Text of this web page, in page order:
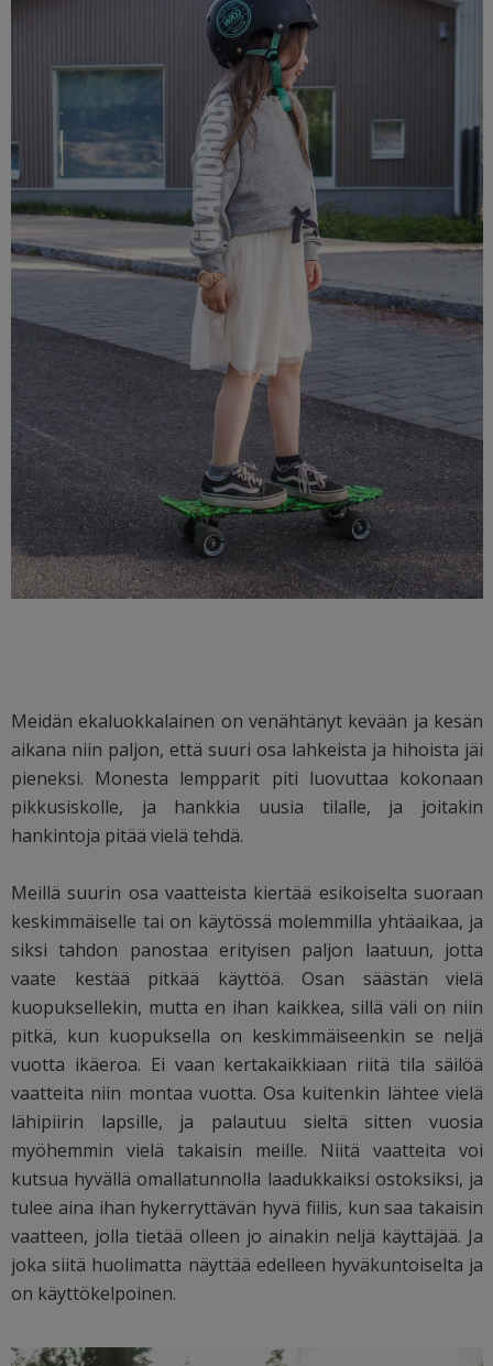
Meidän ekaluokkalainen on venähtänyt kevään ja kesän
aikana niin paljon, että suuri osa lahkeista ja hihoista jäi
pieneksi. Monesta lempparit piti luovuttaa kokonaan
pikkusiskolle, ja hankkia uusia tilalle, ja joitakin
hankintoja pitää vielä tehdä.
Meillä suurin osa vaatteista kiertää esikoiselta suoraan
keskimmäiselle tai on käytössä molemmilla yhtäaikaa, ja
siksi tahdon panostaa erityisen paljon laatuun, jotta
vaate kestää pitkää käyttöä. Osan säästän vielä
kuopuksellekin, mutta en ihan kaikkea, sillä väli on niin
pitkä, kun kuopuksella on keskimmäiseenkin se neljä
vuotta ikäeroa. Ei vaan kertakaikkiaan riitä tila säilöä
vaatteita niin montaa vuotta. Osa kuitenkin lähtee vielä
lähipiirin lapsille, ja palautuu sieltä sitten vuosia
myöhemmin vielä takaisin meille. Niitä vaatteita voi
kutsua hyvällä omallatunnolla laadukkaiksi ostoksiksi, ja
tulee aina ihan hykerryttävän hyvä fiilis, kun saa takaisin
vaatteen, jolla tietää olleen jo ainakin neljä käyttäjää. Ja
joka siitä huolimatta näyttää edelleen hyväkuntoiselta ja
on käyttökelpoinen.